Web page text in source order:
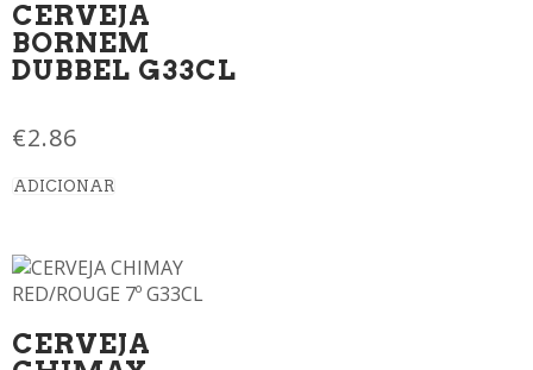
CERVEJA
BORNEM
DUBBEL G33CL
€2.86
ADICIONAR
CERVEJA